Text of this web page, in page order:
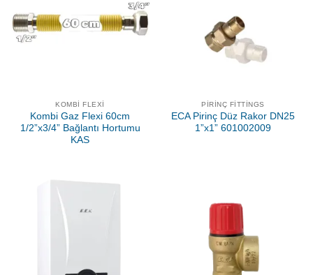
KOMBI FLEXI
Kombi Gaz Flexi 60cm
1/2”x3/4” Bağlantı Hortumu
KAS
PIRINÇ FITTINGS
ECA Pirinç Düz Rakor DN25
1”x1” 601002009